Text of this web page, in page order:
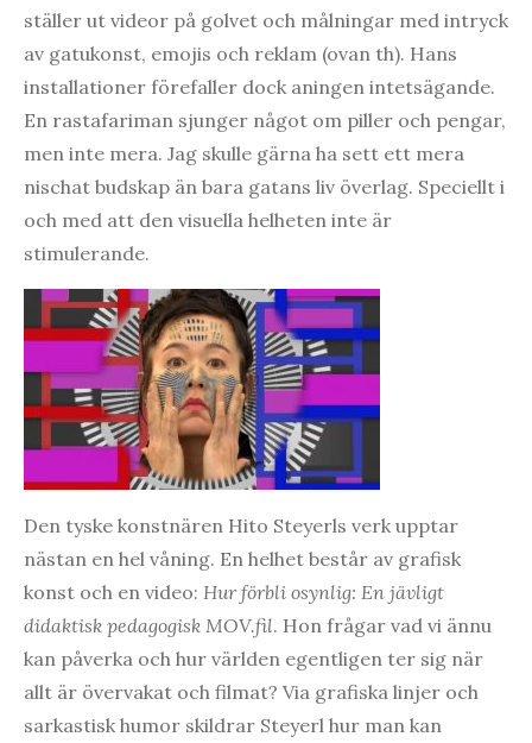
ställer ut videor på golvet och målningar med intryck
av gatukonst, emojis och reklam (ovan th). Hans
installationer förefaller dock aningen intetsägande.
En rastafariman sjunger något om piller och pengar,
men inte mera. Jag skulle gärna ha sett ett mera
nischat budskap än bara gatans liv överlag. Speciellt i
och med att den visuella helheten inte är
stimulerande.
Den tyske konstnären Hito Steyerls verk upptar
nästan en hel våning. En helhet består av grafisk
konst och en video: Hur förbli osynlig: En jävligt
didaktisk pedagogisk MOV.fil. Hon frågar vad vi ännu
kan påverka och hur världen egentligen ter sig när
allt är övervakat och filmat? Via grafiska linjer och
sarkastisk humor skildrar Steyerl hur man kan